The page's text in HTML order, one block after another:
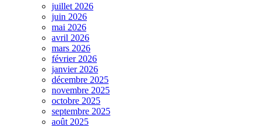
juillet 2026
juin 2026
mai 2026
avril 2026
mars 2026
février 2026
janvier 2026
décembre 2025
novembre 2025
octobre 2025
septembre 2025
août 2025